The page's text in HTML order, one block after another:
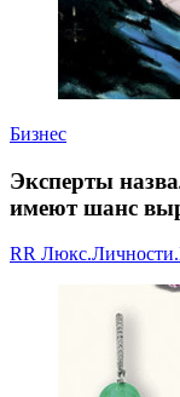
Бизнес
Эксперты
имеют шанс
RR